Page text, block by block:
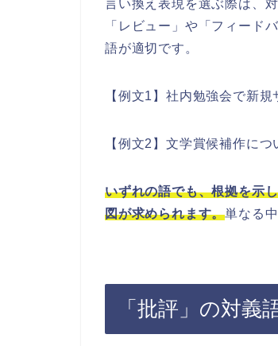
言い換え表現を選ぶ際は、
「レビュー」や「フィード
語が適切です。
【例文1】社内勉強会で新
【例文2】文学賞候補作に
いずれの語でも、根拠を示
図が求められます。単なる
「批評」の対義